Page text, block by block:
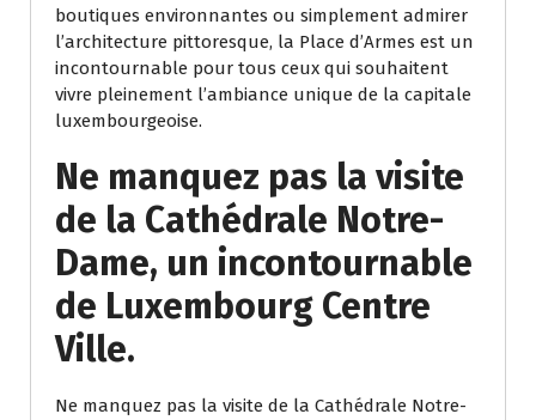
boutiques environnantes ou simplement admirer
l’architecture pittoresque, la Place d’Armes est un
incontournable pour tous ceux qui souhaitent
vivre pleinement l’ambiance unique de la capitale
luxembourgeoise.
Ne manquez pas la visite
de la Cathédrale Notre-
Dame, un incontournable
de Luxembourg Centre
Ville.
Ne manquez pas la visite de la Cathédrale Notre-